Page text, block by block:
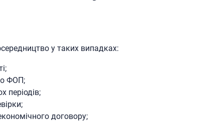
у таких випадках:
ФОП;
періодів;
договору;